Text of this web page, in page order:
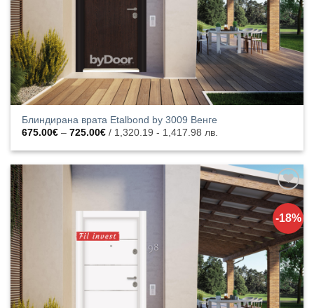
Блиндирана врата Etalbond by 3009 Венге
675.00€ – 725.00€Price
675.00€
/ 1,320.19 - 1,417.98 лв.
-18%
Добавяне
към
списъка с
харесани
продукти